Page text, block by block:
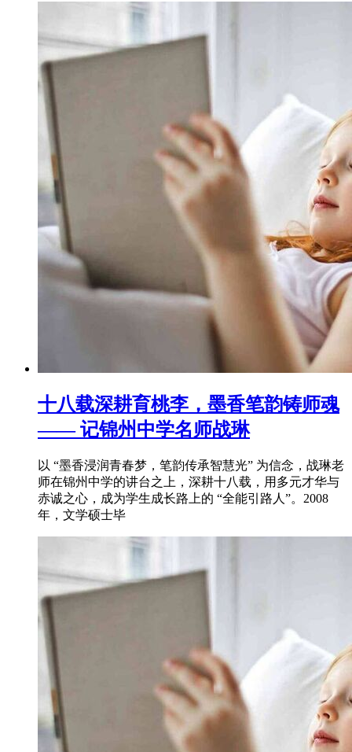
十八载深耕育桃李，墨香笔韵铸师魂
—— 记锦州中学名师战琳
以 “墨香浸润青春梦，笔韵传承智慧光” 为信念，战琳老
师在锦州中学的讲台之上，深耕十八载，用多元才华与
赤诚之心，成为学生成长路上的 “全能引路人”。2008
年，文学硕士毕